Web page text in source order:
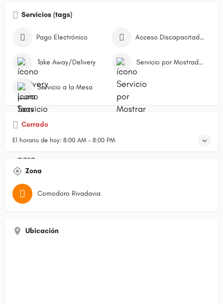
Servicios (tags)
Pago Electrónico Acceso Discapacitados
Take Away/Delivery Servicio por Mostrador/Caja
Servicio a la Mesa
Cerrado
El horario de hoy: 8:00 AM - 8:00 PM
Zona
Comodoro Rivadavia
Ubicación